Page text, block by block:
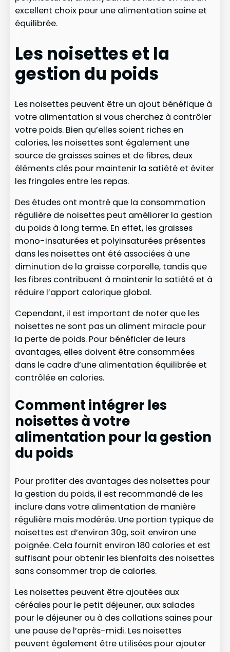
excellent choix pour une alimentation saine et
équilibrée.
Les noisettes et la
gestion du poids
Les noisettes peuvent être un ajout bénéfique à
votre alimentation si vous cherchez à contrôler
votre poids. Bien qu’elles soient riches en
calories, les noisettes sont également une
source de graisses saines et de fibres, deux
éléments clés pour maintenir la satiété et éviter
les fringales entre les repas.
Des études ont montré que la consommation
régulière de noisettes peut améliorer la gestion
du poids à long terme. En effet, les graisses
mono-insaturées et polyinsaturées présentes
dans les noisettes ont été associées à une
diminution de la graisse corporelle, tandis que
les fibres contribuent à maintenir la satiété et à
réduire l’apport calorique global.
Cependant, il est important de noter que les
noisettes ne sont pas un aliment miracle pour
la perte de poids. Pour bénéficier de leurs
avantages, elles doivent être consommées
dans le cadre d’une alimentation équilibrée et
contrôlée en calories.
Comment intégrer les
noisettes à votre
alimentation pour la gestion
du poids
Pour profiter des avantages des noisettes pour
la gestion du poids, il est recommandé de les
inclure dans votre alimentation de manière
régulière mais modérée. Une portion typique de
noisettes est d’environ 30g, soit environ une
poignée. Cela fournit environ 180 calories et est
suffisant pour obtenir les bienfaits des noisettes
sans consommer trop de calories.
Les noisettes peuvent être ajoutées aux
céréales pour le petit déjeuner, aux salades
pour le déjeuner ou à des collations saines pour
une pause de l’après-midi. Les noisettes
peuvent également être utilisées pour ajouter